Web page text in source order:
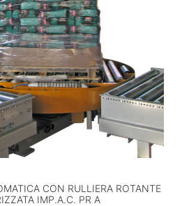
CON RULLIERA ROTANTE
IMP.A.C. PR A